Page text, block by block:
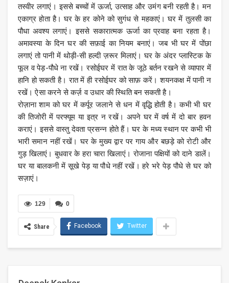
तस्वीर लगाएं। इससे बच्चों में ऊर्जा, उत्साह और उमंग बनी रहती है। मन
एकाग्र होता है। घर के हर कोने को सुगंध से महकाएं। घर में तुलसी का
पौधा अवश्य लगाएं। इससे सकारात्मक ऊर्जा का प्रवाह बना रहता है।
अमावस्या के दिन घर की सफ़ाई का नियम बनाएं। जब भी घर में पोंछा
लगाएं तो पानी में थोड़ी-सी हल्दी ज़रूर मिलाएं। घर के अंदर प्लास्टिक के
फूल व पेड़-पौधे ना रखें। रसोईघर में रात के जूठे बर्तन रखने से व्यापार में
हानि हो सकती है। रात में ही रसोईघर को साफ़ करें। शयनकक्ष में पानी न
रखें। ऐसा करने से कर्ज़ व उधार की स्थिति बन सकती है।
रोज़ाना शाम को घर में कर्पूर जलाने से धन में वृद्धि होती है। कभी भी घर
की तिजोरी में परफ्यूम या इत्र न रखें। अपने घर में वर्ष में दो बार हवन
कराएं। इससे वास्तु देवता प्रसन्न होते हैं। घर के मध्य स्थान पर कभी भी
भारी समान नहीं रखें। घर के मुख्य द्वार पर गाय और बछड़े को रोटी और
गुड़ खिलाएं। बुधवार के हरा चारा खिलाएं। रोजाना पक्षियों को दाने डालें।
घर या बालकनी में सूखे पेड़ या पौधे नहीं रखें। हरे भरे पेड़ पौधे से घर को
सज़ाएं।
0
129
Share Facebook Twitter